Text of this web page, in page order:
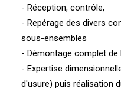
- Réception, contrôle,
- Repérage des divers
sous-ensembles
- Démontage complet de
- Expertise
d'usure) puis réalisation